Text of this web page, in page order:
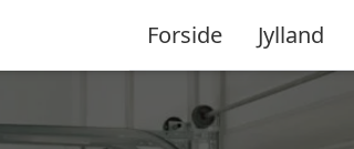
Forside Jylland